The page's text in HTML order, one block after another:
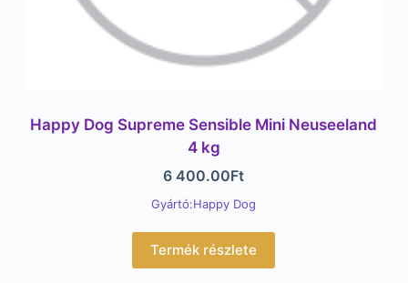
Happy Dog Supreme Sensible Mini Neuseeland
4 kg
6 400.00Ft
Gyártó:Happy Dog
Termék részlete